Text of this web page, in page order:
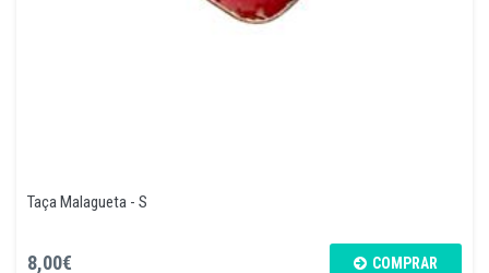
Taça Malagueta - S
8,00€ COMPRAR